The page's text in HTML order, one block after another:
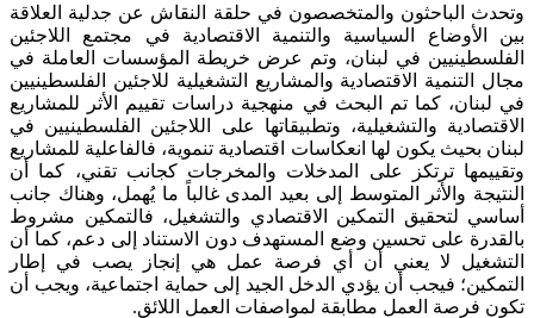
وتحدث الباحثون والمتخصصون في حلقة النقاش عن جدلية العلاقة
بين الأوضاع السياسية والتنمية الاقتصادية في مجتمع اللاجئين
الفلسطينيين في لبنان، وتم عرض خريطة المؤسسات العاملة في
مجال التنمية الاقتصادية والمشاريع التشغيلية للاجئين الفلسطينيين
في لبنان، كما تم البحث في منهجية دراسات تقييم الأثر للمشاريع
الاقتصادية والتشغيلية، وتطبيقاتها على اللاجئين الفلسطينيين في
لبنان بحيث يكون لها انعكاسات اقتصادية تنموية، فالفاعلية للمشاريع
وتقييمها ترتكز على المدخلات والمخرجات كجانب تقني، كما أن
النتيجة والأثر المتوسط إلى بعيد المدى غالباً ما يُهمل، وهناك جانب
أساسي لتحقيق التمكين الاقتصادي والتشغيل، فالتمكين مشروط
بالقدرة على تحسين وضع المستهدف دون الاستناد إلى دعم، كما أن
التشغيل لا يعني أن أي فرصة عمل هي إنجاز يصب في إطار
التمكين؛ فيجب أن يؤدي الدخل الجيد إلى حماية اجتماعية، ويجب أن
تكون فرصة العمل مطابقة لمواصفات العمل اللائق.